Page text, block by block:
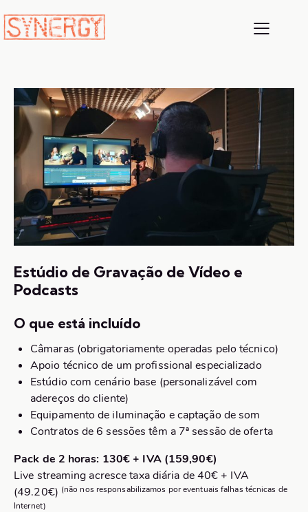
Estúdio de Gravação de Vídeo e
Podcasts
O que está incluído
Câmaras (obrigatoriamente operadas pelo técnico)
Apoio técnico de um profissional especializado
Estúdio com cenário base (personalizável com
adereços do cliente)
Equipamento de iluminação e captação de som
Contratos de 6 sessões têm a 7ª sessão de oferta
Pack de 2 horas: 130€ + IVA (159,90€)
Live streaming acresce taxa diária de 40€ + IVA
(49.20€) (não nos responsabilizamos por eventuais falhas técnicas de
Internet)